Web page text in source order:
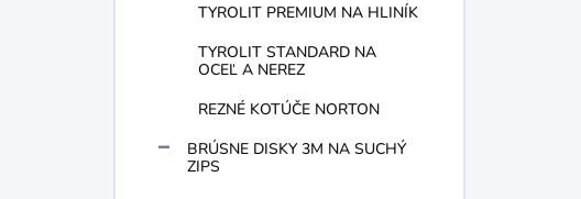
TYROLIT PREMIUM NA HLINÍK
TYROLIT STANDARD NA
OCEĽ A NEREZ
REZNÉ KOTÚČE NORTON
BRÚSNE DISKY 3M NA SUCHÝ
ZIPS